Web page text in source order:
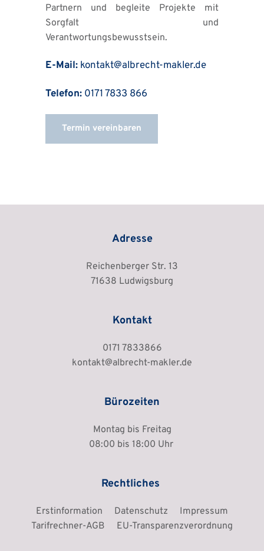
Partnern und begleite Projekte mit
Sorgfalt und
Verantwortungsbewusstsein.
E-Mail: kontakt@albrecht-makler.de
Telefon: 0171 7833 866
Termin vereinbaren
Adresse
Reichenberger Str. 13
71638 Ludwigsburg
Kontakt
0171 7833866
kontakt@albrecht-makler.de
Bürozeiten
Montag bis Freitag
08:00 bis 18:00 Uhr
Rechtliches
Erstinformation Datenschutz
Impressum
Tarifrechner-AGB
EU-Transparenzverordnung